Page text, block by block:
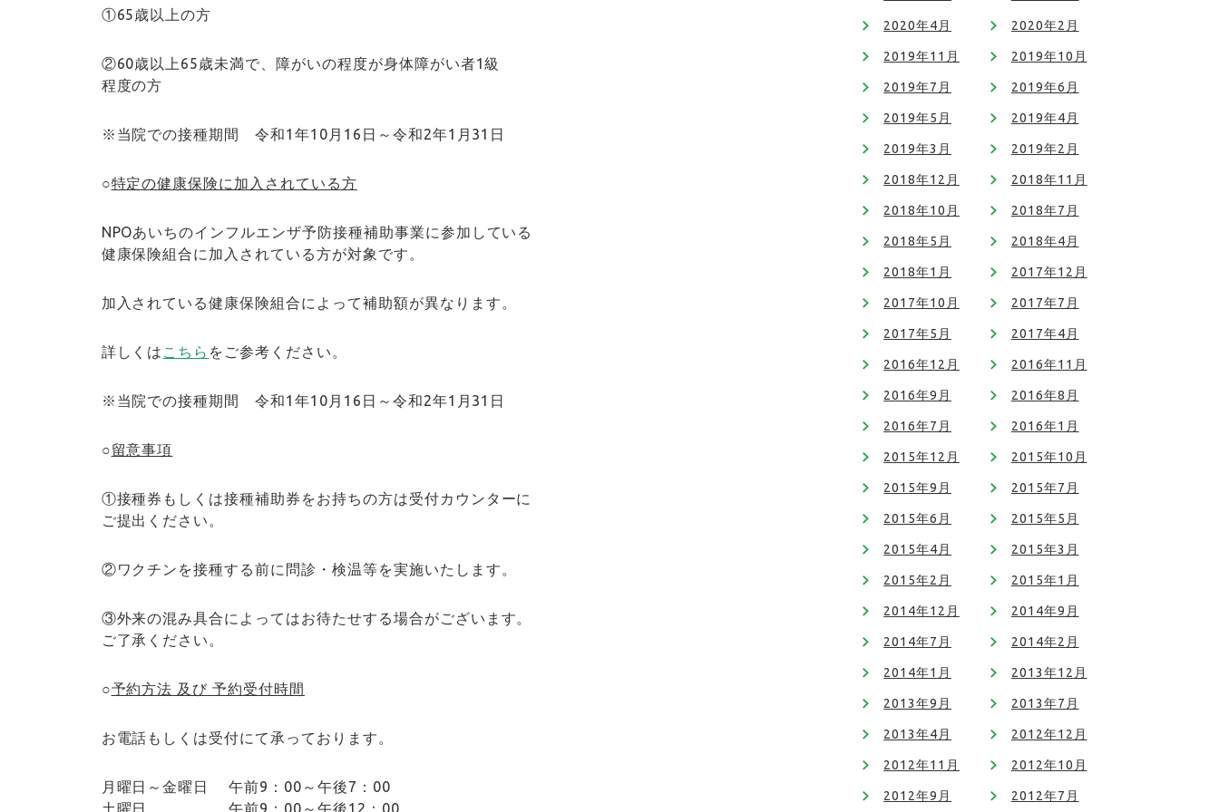
①65歳以上の方
②60歳以上65歳未満で、障がいの程度が身体障がい者1級
程度の方
※当院での接種期間 令和1年10月16日～令和2年1月31日
○特定の健康保険に加入されている方
NPOあいちのインフルエンザ予防接種補助事業に参加している
健康保険組合に加入されている方が対象です。
加入されている健康保険組合によって補助額が異なります。
詳しくは こちら をご参考ください。
※当院での接種期間 令和1年10月16日～令和2年1月31日
○留意事項
①接種券もしくは接種補助券をお持ちの方は受付カウンターに
ご提出ください。
②ワクチンを接種する前に問診・検温等を実施いたします。
③外来の混み具合によってはお待たせする場合がございます。
ご了承ください。
○予約方法 及び 予約受付時間
お電話もしくは受付にて承っております。
月曜日～金曜日 午前9：00～午後7：00
土曜日 午前9：00～午後12：00
2020年4月 2020年2月
2019年11月 2019年10月
2019年7月 2019年6月
2019年5月 2019年4月
2019年3月 2019年2月
2018年12月 2018年11月
2018年10月 2018年7月
2018年5月 2018年4月
2018年1月 2017年12月
2017年10月 2017年7月
2017年5月 2017年4月
2016年12月 2016年11月
2016年9月 2016年8月
2016年7月 2016年1月
2015年12月 2015年10月
2015年9月 2015年7月
2015年6月 2015年5月
2015年4月 2015年3月
2015年2月 2015年1月
2014年12月 2014年9月
2014年7月 2014年2月
2014年1月 2013年12月
2013年9月 2013年7月
2013年4月 2012年12月
2012年11月 2012年10月
2012年9月 2012年7月